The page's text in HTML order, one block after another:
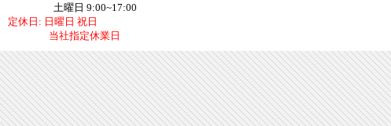
土曜日 9:00~17:00
定休日: 日曜日 祝日
当社指定休業日